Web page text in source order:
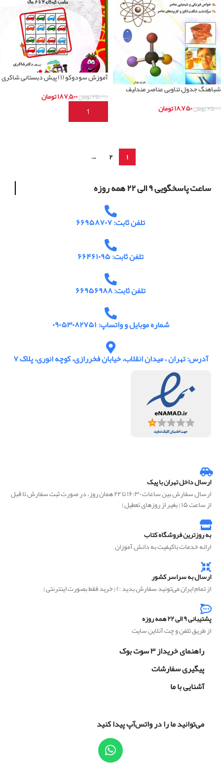
شباهنگ جدول تناوبی عناصر مندلیف
۲۵,۰۰۰تومان۱۸,۷۵۰تومان
آموزش سودوکو (۱) پیش دبستانی شاکری
۲۵۰,۰۰۰تومان۱۸۷,۵۰۰تومان
افزودن به سبد خرید
۱ ۲ →
ساعت پاسخگویی ۹ الی ۲۲ همه روزه
تلفن ثابت: ۶۶۹۵۸۷۰۷
تلفن ثابت: ۶۶۴۶۱۰۹۵
تلفن ثابت: ۶۶۹۵۶۹۸۸
شماره موبایل و واتساپ: ۰۹۰۵۳۰۸۲۷۵۱
آدرس: تهران ، میدان انقلاب، خیابان فخررازی، کوچه انوری، پلاک ۷
ارسال داخل تهران با پیک
ارسال سفارش بین ساعات ۱۶:۳۰ تا ۲۲ همان روز، در صورت ثبت سفارش تا قبل
از ساعت ۱۵ { بغیر از روزهای تعطیل }
به روزترین فروشگاه کتاب
ارائه خدمات باکیفیت به دانش آموزان
ارسال به سراسر کشور
از تمام ایران می‌تونید سفارش بدید :) { خرید فقط بصورت اینترنتی }
پشتیبانی ۹ الی ۲۲ همه روزه
از طریق تلفن و چت آنلاین سایت
راهنمای خریداز ۳ سوت بوک
پیگیری سفارشات
آشنایی با ما
می‌توانید ما را در واتس‌آپ پیدا کنید